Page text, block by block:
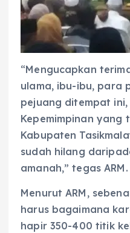
“Mengucapkan
ulama, ibu-ibu, para
pejuang ditempat
Kepemimpinan yang
Kabupaten
sudah hilang
amanah,” tegas ARM.
Menurut ARM,
harus bagaimana
hapir 350-400 titik